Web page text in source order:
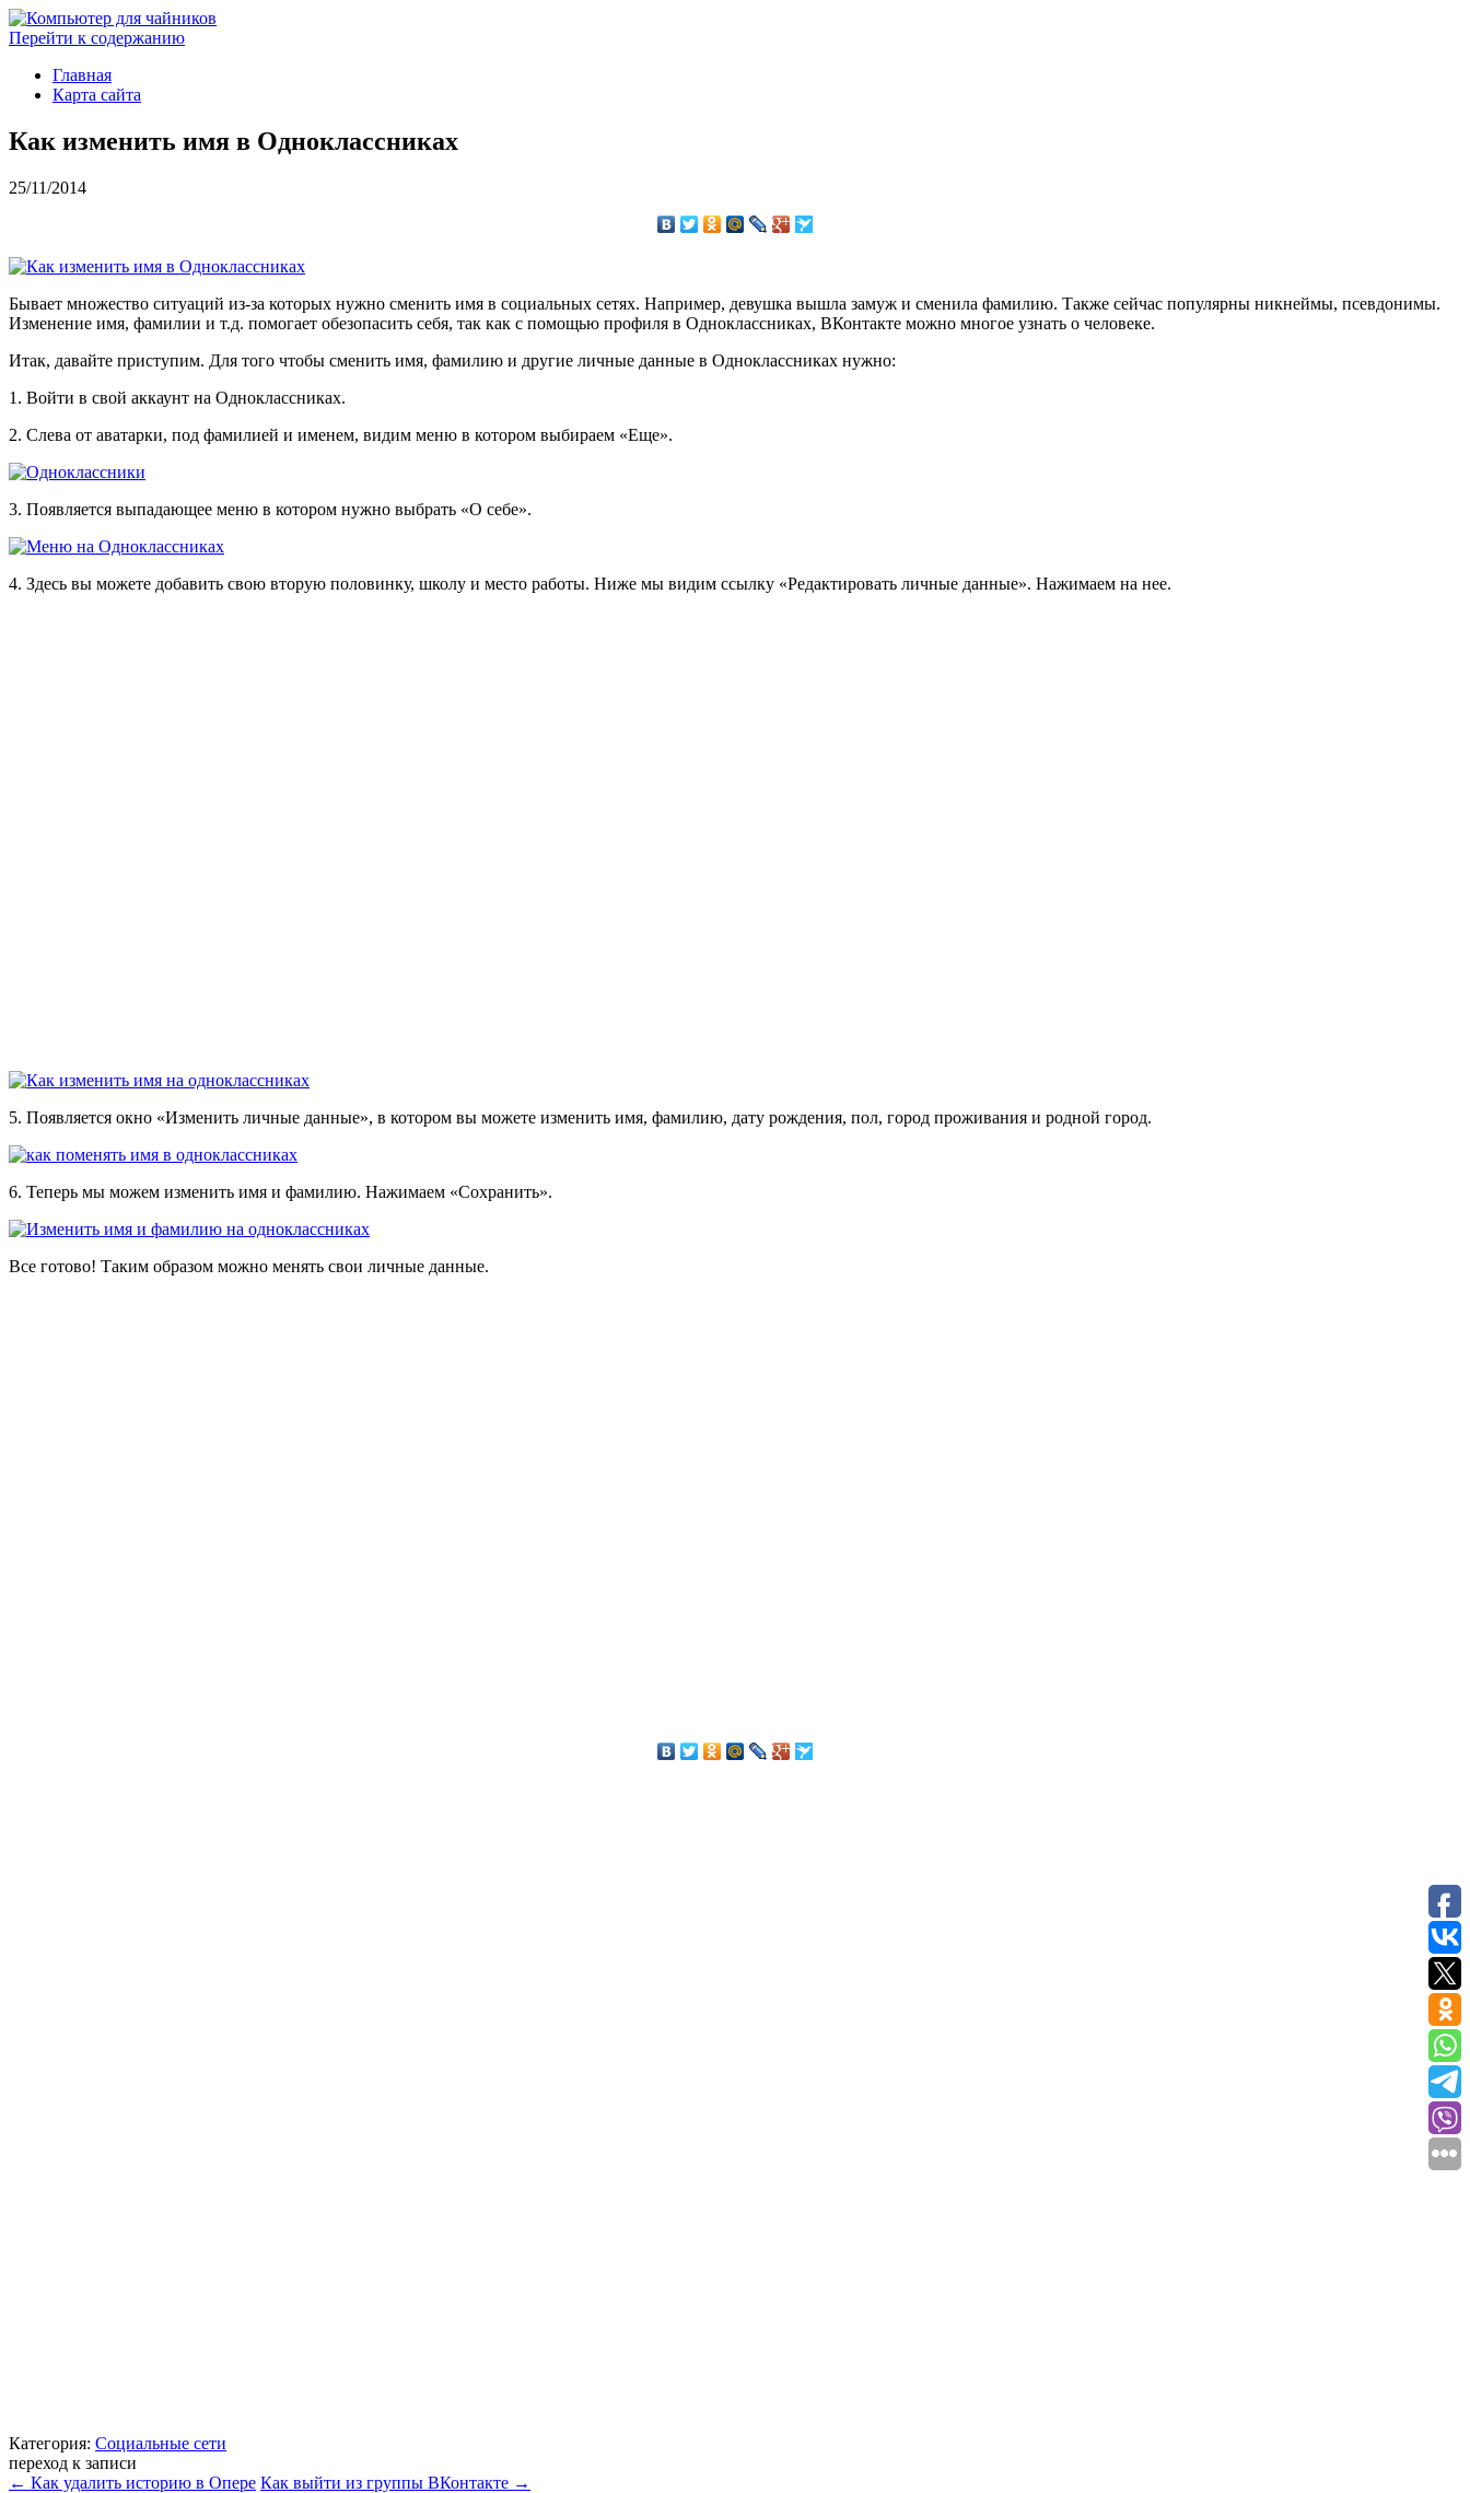
Перейти к содержанию
Главная
Карта сайта
Как изменить имя в Одноклассниках
25/11/2014
Бывает множество ситуаций из-за которых нужно сменить имя в социальных сетях. Например, девушка вышла замуж и сменила фамилию. Также сейчас популярны никнеймы, псевдонимы.
Изменение имя, фамилии и т.д. помогает обезопасить себя, так как с помощью профиля в Одноклассниках, ВКонтакте можно многое узнать о человеке.
Итак, давайте приступим. Для того чтобы сменить имя, фамилию и другие личные данные в Одноклассниках нужно:
1. Войти в свой аккаунт на Одноклассниках.
2. Слева от аватарки, под фамилией и именем, видим меню в котором выбираем «Еще».
3. Появляется выпадающее меню в котором нужно выбрать «О себе».
4. Здесь вы можете добавить свою вторую половинку, школу и место работы. Ниже мы видим ссылку «Редактировать личные данные». Нажимаем на нее.
5. Появляется окно «Изменить личные данные», в котором вы можете изменить имя, фамилию, дату рождения, пол, город проживания и родной город.
6. Теперь мы можем изменить имя и фамилию. Нажимаем «Сохранить».
Все готово! Таким образом можно менять свои личные данные.
Категория: Социальные сети
переход к записи
← Как удалить историю в Опере Как выйти из группы ВКонтакте →